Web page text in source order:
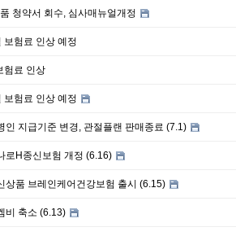
청약서 회수, 심사매뉴얼개정
보험료 인상 예정
험료 인상
보험료 인상 예정
인 지급기준 변경, 관절플랜 판매종료 (7.1)
로H종신보험 개정 (6.16)
상품 브레인케어건강보험 출시 (6.15)
비 축소 (6.13)